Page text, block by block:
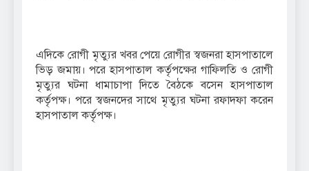
এদিকে রোগী মৃত্যুর খবর পেয়ে রোগীর স্বজনরা হাসপাতালে
ভিড় জমায়। পরে হাসপাতাল কর্তৃপক্ষের গাফিলতি ও রোগী
মৃত্যুর ঘটনা ধামাচাপা দিতে বৈঠকে বসেন হাসপাতাল
কর্তৃপক্ষ। পরে স্বজনদের সাথে মৃত্যুর ঘটনা রফাদফা করেন
হাসপাতাল কর্তৃপক্ষ।